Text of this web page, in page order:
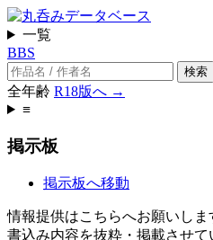
一覧
BBS
検索
全年齢 R18版へ →
≡
掲示板
掲示板へ移動
情報提供はこちらへお願いしま
書込み内容を抜粋・掲載させて